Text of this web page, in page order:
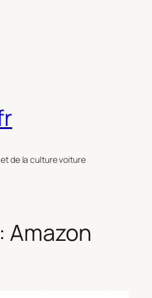
de la culture voiture
Amazon